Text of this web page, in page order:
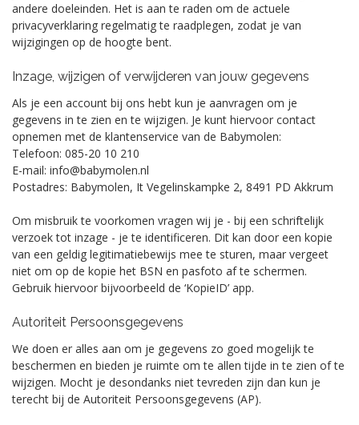
andere doeleinden. Het is aan te raden om de actuele
privacyverklaring regelmatig te raadplegen, zodat je van
wijzigingen op de hoogte bent.
Inzage, wijzigen of verwijderen van jouw gegevens
Als je een account bij ons hebt kun je aanvragen om je
gegevens in te zien en te wijzigen. Je kunt hiervoor contact
opnemen met de klantenservice van de Babymolen:
Telefoon: 085-20 10 210
E-mail: info@babymolen.nl
Postadres: Babymolen, It Vegelinskampke 2, 8491 PD Akkrum
Om misbruik te voorkomen vragen wij je - bij een schriftelijk
verzoek tot inzage - je te identificeren. Dit kan door een kopie
van een geldig legitimatiebewijs mee te sturen, maar vergeet
niet om op de kopie het BSN en pasfoto af te schermen.
Gebruik hiervoor bijvoorbeeld de ‘KopieID’ app.
Autoriteit Persoonsgegevens
We doen er alles aan om je gegevens zo goed mogelijk te
beschermen en bieden je ruimte om te allen tijde in te zien of te
wijzigen. Mocht je desondanks niet tevreden zijn dan kun je
terecht bij de Autoriteit Persoonsgegevens (AP).